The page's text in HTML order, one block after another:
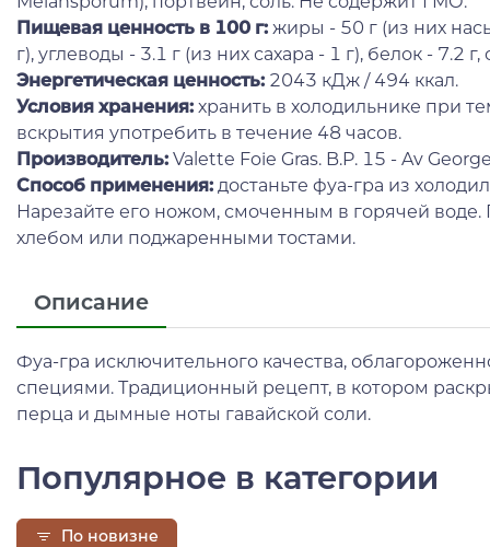
Пищевая ценность в 100 г: жиры - 50 г (из них
г), углеводы - 3.1 г (из них сахара - 1 г), белок - 7.2 г,
Энергетическая ценность: 2043 кДж / 494 ккал.
Условия хранения: хранить в холодильнике при
вскрытия употребить в течение 48 часов.
Производитель: Valette Foie Gras. B.P. 15 - Av
Способ применения: достаньте фуа-гра из
Нарезайте его ножом, смоченным в горячей воде.
хлебом или поджаренными тостами.
Описание
Фуа-гра исключительного качества,
специями. Традиционный рецепт, в котором
перца и дымные ноты гавайской соли.
Популярное в категории
По новизне